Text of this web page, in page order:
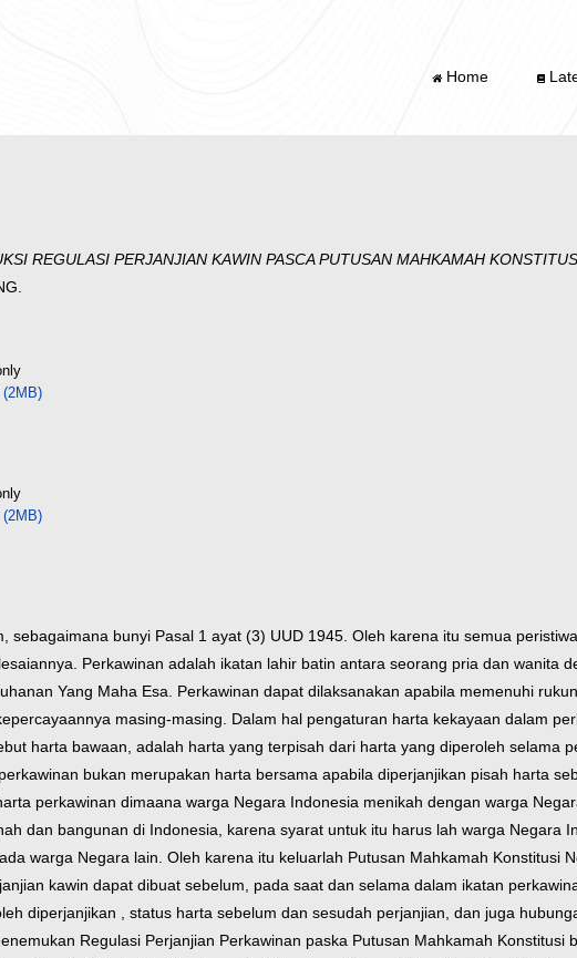
Home
REGULASI PERJANJIAN KAWIN PASCA PUTUSAN MAHKAMAH
(2MB)
(2MB)
sebagaimana bunyi Pasal 1 ayat (3) UUD 1945. Oleh karena itu semua
Perkawinan adalah ikatan lahir batin antara seorang pria dan wanita
Yang Maha Esa. Perkawinan dapat dilaksanakan apabila memenuhi
masing-masing. Dalam hal pengaturan harta kekayaan dalam
harta bawaan, adalah harta yang terpisah dari harta yang diperoleh selama
bukan merupakan harta bersama apabila diperjanjikan pisah harta
perkawinan dimaana warga Negara Indonesia menikah dengan warga
dan bangunan di Indonesia, karena syarat untuk itu harus lah warga Negara
warga Negara lain. Oleh karena itu keluarlah Putusan Mahkamah Konstitusi
kawin dapat dibuat sebelum, pada saat dan selama dalam ikatan
diperjanjikan , status harta sebelum dan sesudah perjanjian, dan juga
Regulasi Perjanjian Perkawinan paska Putusan Mahkamah